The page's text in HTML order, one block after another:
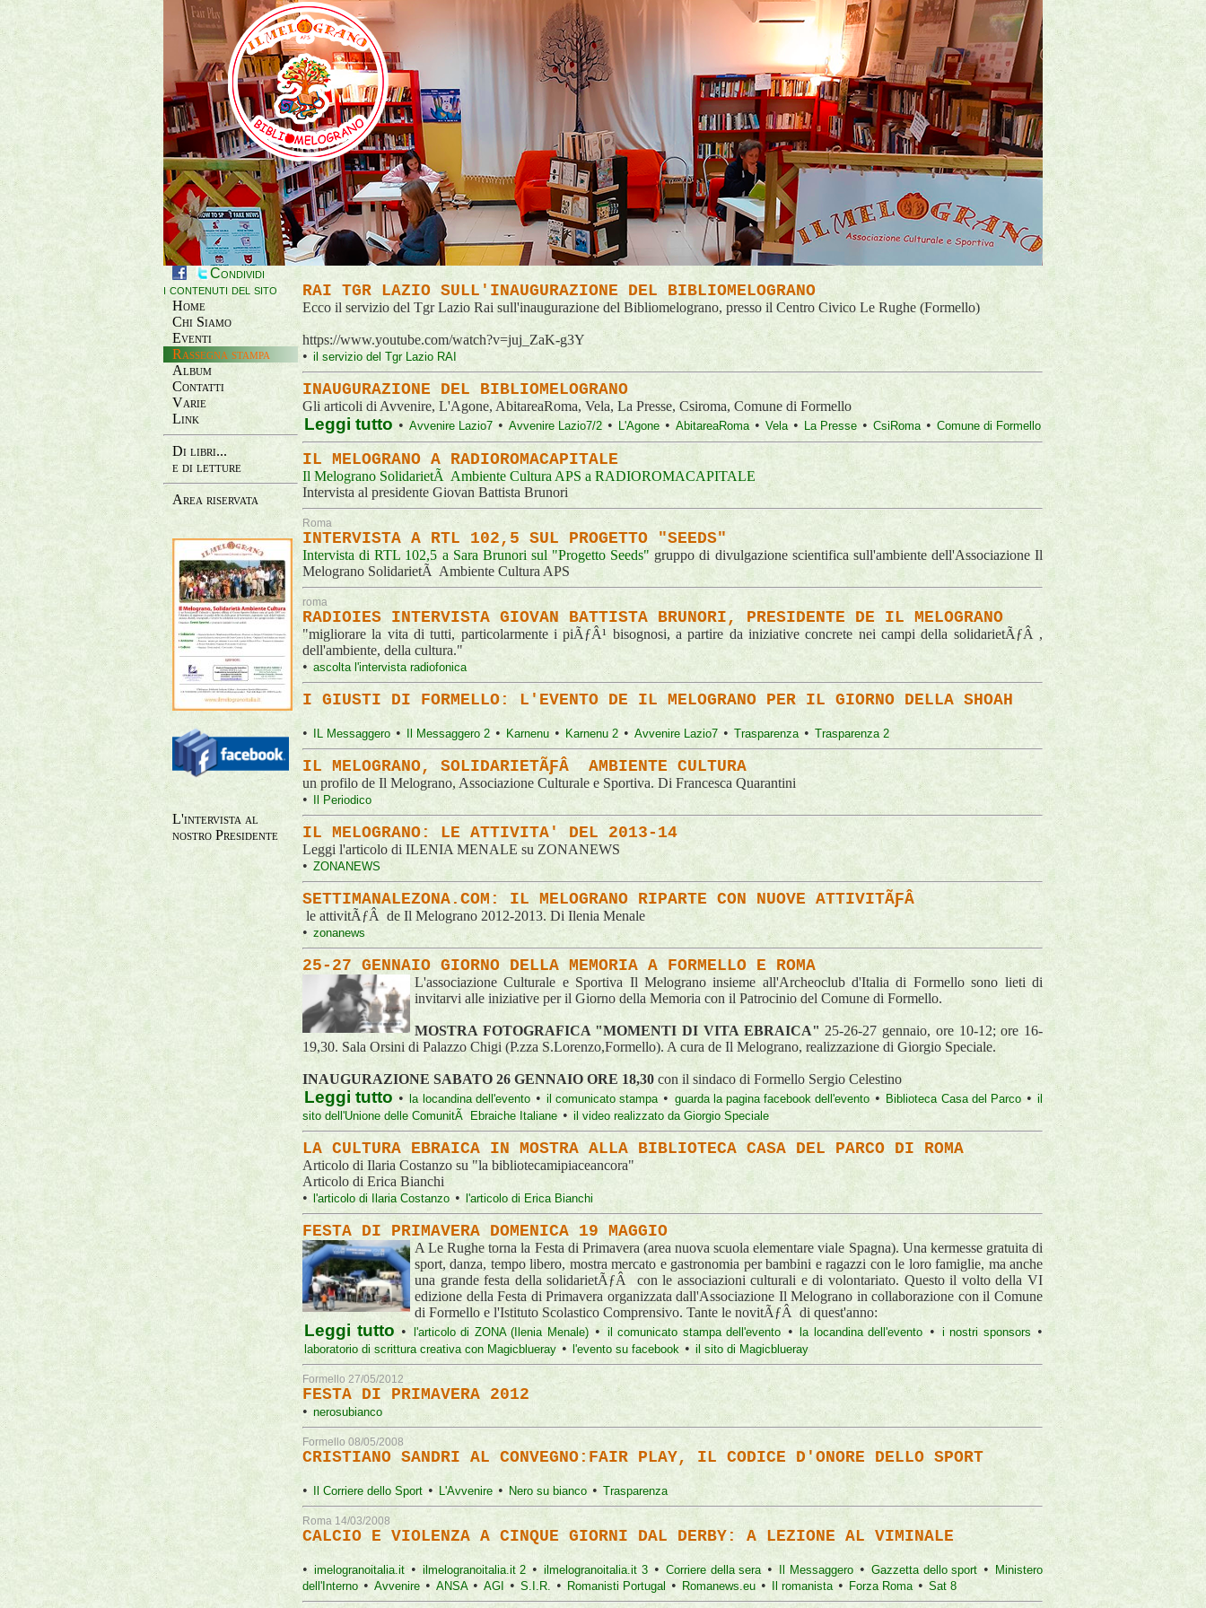
Condividi
i contenuti del sito
Home
Chi Siamo
Eventi
Rassegna stampa
Album
Contatti
Varie
Link
Di libri...
e di letture
Area riservata
L'intervista al
nostro Presidente
RAI TGR LAZIO SULL'INAUGURAZIONE DEL BIBLIOMELOGRANO
Ecco il servizio del Tgr Lazio Rai sull'inaugurazione del Bibliomelograno, presso il Centro Civico Le Rughe (Formello)
https://www.youtube.com/watch?v=juj_ZaK-g3Y
• il servizio del Tgr Lazio RAI
INAUGURAZIONE DEL BIBLIOMELOGRANO
Gli articoli di Avvenire, L'Agone, AbitareaRoma, Vela, La Presse, Csiroma, Comune di Formello
Leggi tutto • Avvenire Lazio7 • Avvenire Lazio7/2 • L'Agone • AbitareaRoma • Vela • La Presse • CsiRoma • Comune di Formello
IL MELOGRANO A RADIOROMACAPITALE
Il Melograno SolidarietÃ Ambiente Cultura APS a RADIOROMACAPITALE
Intervista al presidente Giovan Battista Brunori
Roma
INTERVISTA A RTL 102,5 SUL PROGETTO "SEEDS"
Intervista di RTL 102,5 a Sara Brunori sul "Progetto Seeds" gruppo di divulgazione scientifica sull'ambiente dell'Associazione Il
Melograno SolidarietÃ Ambiente Cultura APS
roma
RADIOIES INTERVISTA GIOVAN BATTISTA BRUNORI, PRESIDENTE DE IL MELOGRANO
"migliorare la vita di tutti, particolarmente i piÃƒÂ¹ bisognosi, a partire da iniziative concrete nei campi della solidarietÃƒÂ ,
dell'ambiente, della cultura."
• ascolta l'intervista radiofonica
I GIUSTI DI FORMELLO: L'EVENTO DE IL MELOGRANO PER IL GIORNO DELLA SHOAH
• IL Messaggero • Il Messaggero 2 • Karnenu • Karnenu 2 • Avvenire Lazio7 • Trasparenza • Trasparenza 2
IL MELOGRANO, SOLIDARIETÃƑÂ AMBIENTE CULTURA
un profilo de Il Melograno, Associazione Culturale e Sportiva. Di Francesca Quarantini
•
Il Periodico
IL MELOGRANO: LE ATTIVITA' DEL 2013-14
Leggi l'articolo di ILENIA MENALE su ZONANEWS
• ZONANEWS
SETTIMANALEZONA.COM: IL MELOGRANO RIPARTE CON NUOVE ATTIVITÃƑÂ
le attivitÃƒÂ de Il Melograno 2012-2013. Di Ilenia Menale
• zonanews
25-27 GENNAIO GIORNO DELLA MEMORIA A FORMELLO E ROMA
L'associazione Culturale e Sportiva Il Melograno insieme all'Archeoclub d'Italia di Formello sono lieti di
invitarvi alle iniziative per il Giorno della Memoria con il Patrocinio del Comune di Formello.
MOSTRA FOTOGRAFICA "MOMENTI DI VITA EBRAICA" 25-26-27 gennaio, ore 10-12; ore 16-
19,30. Sala Orsini di Palazzo Chigi (P.zza S.Lorenzo,Formello). A cura de Il Melograno, realizzazione di Giorgio Speciale.
INAUGURAZIONE SABATO 26 GENNAIO ORE 18,30 con il sindaco di Formello Sergio Celestino
Leggi tutto • la locandina dell'evento • il comunicato stampa • guarda la pagina facebook dell'evento • Biblioteca Casa del Parco • il
sito dell'Unione delle ComunitÃ Ebraiche Italiane • il video realizzato da Giorgio Speciale
LA CULTURA EBRAICA IN MOSTRA ALLA BIBLIOTECA CASA DEL PARCO DI ROMA
Articolo di Ilaria Costanzo su "la bibliotecamipiaceancora"
Articolo di Erica Bianchi
•
l'articolo di Ilaria Costanzo • l'articolo di Erica Bianchi
FESTA DI PRIMAVERA DOMENICA 19 MAGGIO
A Le Rughe torna la Festa di Primavera (area nuova scuola elementare viale Spagna). Una kermesse gratuita di
sport, danza, tempo libero, mostra mercato e gastronomia per bambini e ragazzi con le loro famiglie, ma anche
una grande festa della solidarietÃƒÂ con le associazioni culturali e di volontariato. Questo il volto della VI
edizione della Festa di Primavera organizzata dall'Associazione Il Melograno in collaborazione con il Comune
di Formello e l'Istituto Scolastico Comprensivo. Tante le novitÃƒÂ di quest'anno:
Leggi tutto • l'articolo di ZONA (Ilenia Menale) • il comunicato stampa dell'evento • la locandina dell'evento • i nostri sponsors •
laboratorio di scrittura creativa con Magicblueray • l'evento su facebook • il sito di Magicblueray
Formello 27/05/2012
FESTA DI PRIMAVERA 2012
• nerosubianco
Formello 08/05/2008
CRISTIANO SANDRI AL CONVEGNO:FAIR PLAY, IL CODICE D'ONORE DELLO SPORT
• Il Corriere dello Sport • L'Avvenire • Nero su bianco • Trasparenza
Roma 14/03/2008
CALCIO E VIOLENZA A CINQUE GIORNI DAL DERBY: A LEZIONE AL VIMINALE
• imelogranoitalia.it • ilmelogranoitalia.it 2 • ilmelogranoitalia.it 3 • Corriere della sera • Il Messaggero • Gazzetta dello sport •
Ministero
dell'Interno • Avvenire • ANSA • AGI • S.I.R. • Romanisti Portugal • Romanews.eu • Il romanista • Forza Roma • Sat 8